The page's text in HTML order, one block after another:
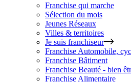
Franchise qui marche
Sélection du mois
Jeunes Réseaux
Villes & territoires
Je suis franchiseur
Franchise Automobile,
Franchise Bâtiment
Franchise Beauté - bien
Franchise Alimentaire